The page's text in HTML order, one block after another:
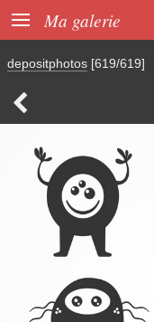
 Ma galerie
depositphotos [619/619]
